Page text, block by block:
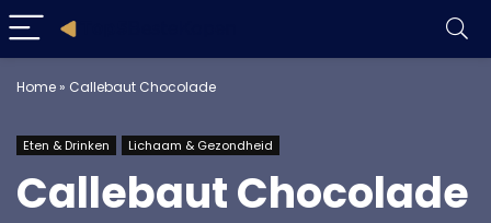
Home» Callebaut Chocolade
Eten & Drinken Lichaam & Gezondheid
Callebaut Chocolade